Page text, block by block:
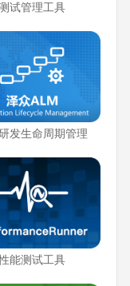
试管理工具
发生命周期管理
能测试工具